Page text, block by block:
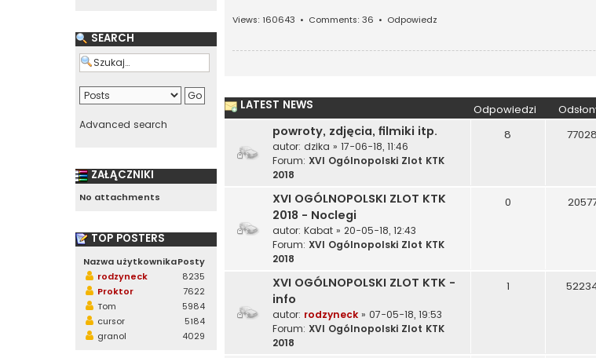
Views: 160643 • Comments: 36 • Odpowiedz
LATEST NEWS Odpowiedzi
powroty, zdjęcia, filmiki itp.
autor: dzika » 17-06-18, 11:46
Forum: XVI Ogólnopolski Zlot KTK
2018
8 77028
XVI OGÓLNOPOLSKI ZLOT KTK
2018 - Noclegi
autor: Kabat » 20-05-18, 12:43
Forum: XVI Ogólnopolski Zlot KTK
2018
0
XVI OGÓLNOPOLSKI ZLOT KTK -
info
autor: rodzyneck » 07-05-18, 19:53
Forum: XVI Ogólnopolski Zlot KTK
2018
1
SEARCH
Advanced search
ZAŁĄCZNIKI
No attachments
TOP POSTERS
Nazwa użytkownikaPosty
rodzyneck
8235
Proktor
7622
Tom
5984
cursor
5184
granol
4029